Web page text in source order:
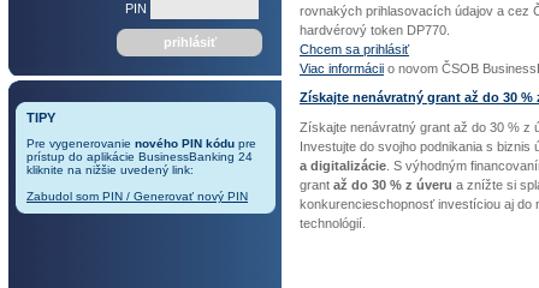
rovnakých prihlasovacích údajov a cez
hardvérový token DP770.
Chcem sa prihlásiť
Viac informácii o novom ČSOB
Získajte nenávratný grant až do 30 %
Získajte nenávratný grant až do 30 % z
Investujte do svojho podnikania s biznis
a digitalizácie . S výhodným
grant až do 30 % z úveru a znížte si
konkurencieschopnosť investíciou aj do
technológií.
PIN
prihlásiť
TIPY
Pre vygenerovanie nového PIN kódu pre
prístup do aplikácie BusinessBanking 24
kliknite na nižšie uvedený link:
Zabudol som PIN / Generovať nový PIN